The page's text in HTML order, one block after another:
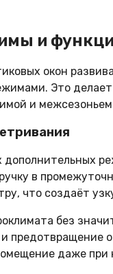
и
окон
Это
и
в
что создаёт
без
предотвращение
даже при